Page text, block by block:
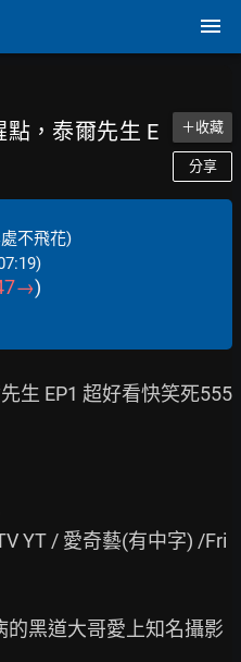
，泰爾先生 E
＋收藏
分享
不飛花)
→)
生 EP1 超好看快笑死555
YT / 愛奇藝(有中字) /Fri
黑道大哥愛上知名攝影